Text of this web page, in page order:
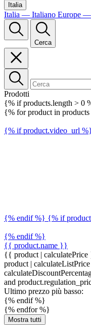
Italia
Italia — Italiano Europe
Cerca
Prodotti
{% if products.length > 0
{% for product in
{% if product.video_url
{% endif %} {% if
{% endif %}
{{ product.name }}
{{ product |
product |
and
Ultimo prezzo più basso:
{% endif %}
{% endfor %}
Mostra tutti